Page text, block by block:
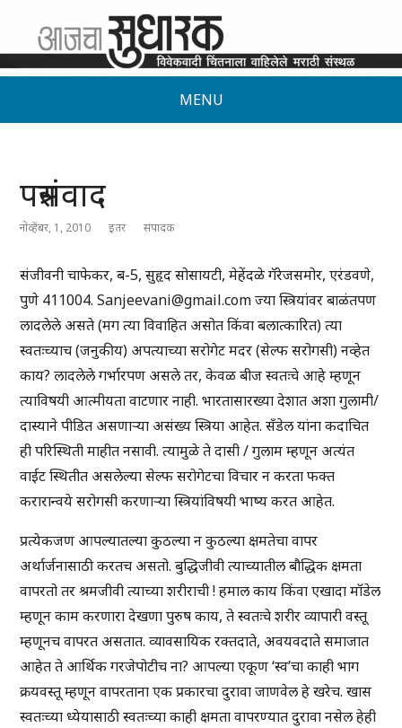
MENU
पत्रसंवाद
नोव्हेंबर, 1, 2010 इतर संपादक
संजीवनी चाफेकर, ब-5, सुहृद सोसायटी, मेहेंदळे गॅरेजसमोर, एरंडवणे,
पुणे 411004. Sanjeevani@gmail.com ज्या स्त्रियांवर बाळंतपण
लादलेले असते (मग त्या विवाहित असोत किंवा बलात्कारित) त्या
स्वतःच्याच (जनुकीय) अपत्याच्या सरोगेट मदर (सेल्फ सरोगसी) नव्हेत
काय? लादलेले गर्भारपण असले तर, केवळ बीज स्वतःचे आहे म्हणून
त्याविषयी आत्मीयता वाटणार नाही. भारतासारख्या देशात अशा गुलामी/
दास्याने पीडित असणाऱ्या असंख्य स्त्रिया आहेत. सँडेल यांना कदाचित
ही परिस्थिती माहीत नसावी. त्यामुळे ते दासी / गुलाम म्हणून अत्यंत
वाईट स्थितीत असलेल्या सेल्फ सरोगेटचा विचार न करता फक्त
करारान्वये सरोगसी करणाऱ्या स्त्रियांविषयी भाष्य करत आहेत.
प्रत्येकजण आपल्यातल्या कुठल्या न कुठल्या क्षमतेचा वापर
अर्थार्जनासाठी करतच असतो. बुद्धिजीवी त्याच्यातील बौद्धिक क्षमता
वापरतो तर श्रमजीवी त्याच्या शरीराची ! हमाल काय किंवा एखादा मॉडेल
म्हणून काम करणारा देखणा पुरुष काय, ते स्वतःचे शरीर व्यापारी वस्तू
म्हणूनच वापरत असतात. व्यावसायिक रक्तदाते, अवयवदाते समाजात
आहेत ते आर्थिक गरजेपोटीच ना? आपल्या एकूण ‘स्व’चा काही भाग
क्रयवस्तू म्हणून वापरताना एक प्रकारचा दुरावा जाणवेल हे खरेच. खास
स्वतःच्या ध्येयासाठी स्वतःच्या काही क्षमता वापरण्यात दुरावा नसेल हेही